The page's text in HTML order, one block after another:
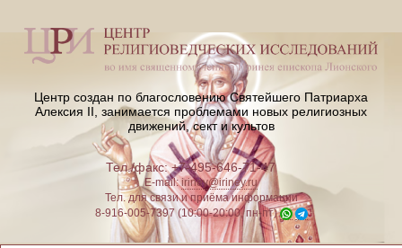
Центр создан по благословению Святейшего Патриарха
Алексия II, занимается проблемами новых религиозных
движений, сект и культов
Тел./факс: +7-495-646-71-47
E-mail:iriney@iriney.ru
Тел. для связи и приёма информации
8-916-005-7397 (10:00-20:00, пн-пт)